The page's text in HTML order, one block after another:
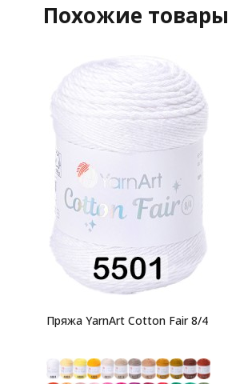
Похожие товары
Пряжа YarnArt Cotton Fair 8/4